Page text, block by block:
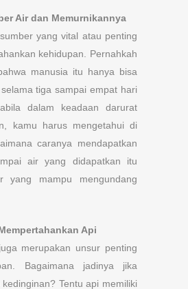
Air dan Memurnikannya
yang vital atau penting
kehidupan. Pernahkah
manusia itu hanya bisa
tiga sampai empat hari
dalam keadaan darurat
kamu harus mengetahui di
caranya mendapatkan
air yang didapatkan itu
yang mampu mengundang
Api
merupakan unsur penting
Bagaimana jadinya jika
Tentu api memiliki